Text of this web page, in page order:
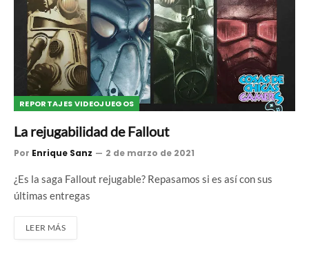
REPORTAJES VIDEOJUEGOS
La rejugabilidad de Fallout
Por Enrique Sanz 2 de marzo de 2021
¿Es la saga Fallout rejugable? Repasamos si es así con sus
últimas entregas
LEER MÁS